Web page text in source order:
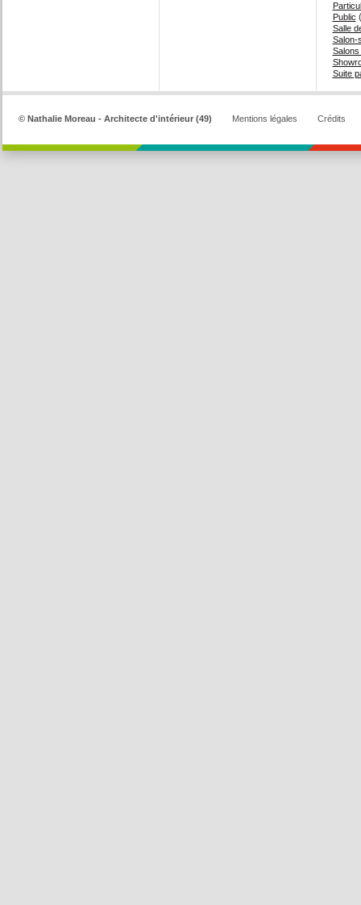
Public
Salle
Salon-
Suite
© Nathalie Moreau - Architecte d'intérieur (49) Mentions légales Crédits